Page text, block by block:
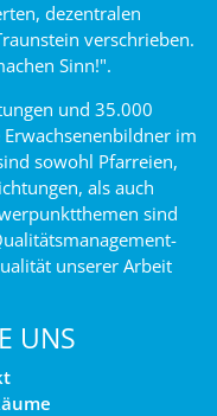
dezentralen
verschrieben.
Sinn!".
und 35.000
im
sowohl Pfarreien,
als auch
sind
unserer Arbeit
UNS